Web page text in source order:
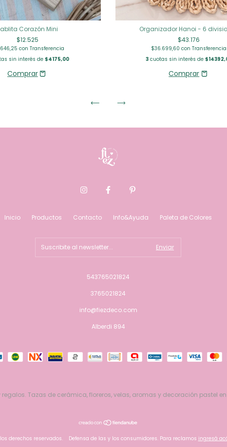
Corazón Mini
$12.525
con Transferencia
sin interés de$4175,00
Organizador Hanoi - 6
$43.176
$36.699,60con Transferencia
3cuotas sin interés de
Inicio Productos Contacto Info&Ayuda Paleta de Colores
543765021824
3765021824
info@fiezdeco.com
Alberdi 894
regalos. Tazas de cerámica, floreros, velas, aromas y decoración pastel
derechos reservados. Defensa de las y los consumidores. Para reclamos ingresá